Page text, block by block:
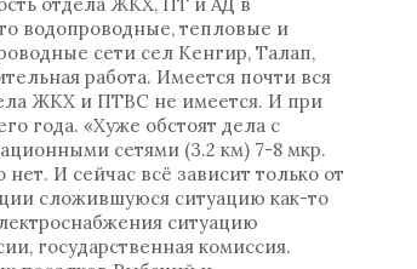
водопроводные, тепловые и
сети сел Кенгир, Талап,
работа. Имеется почти вся
ЖКХ и ПТВС не имеется. И при
года. «Хуже обстоят дела с
сетями (3.2 км) 7-8 мкр.
И сейчас всё зависит только от
сложившуюся ситуацию как-то
ситуацию
государственная комиссия.